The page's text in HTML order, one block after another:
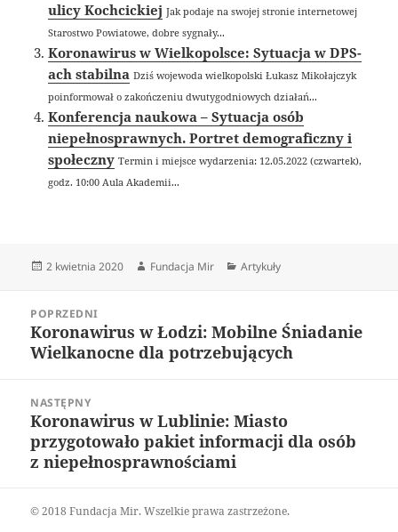
ulicy Kochcickiej Jak podaje na swojej stronie internetowej
Starostwo Powiatowe, dobre sygnały...
Koronawirus w Wielkopolsce: Sytuacja w DPS-
ach stabilna Dziś wojewoda wielkopolski Łukasz Mikołajczyk
poinformował o zakończeniu dwutygodniowych działań...
Konferencja naukowa – Sytuacja osób
niepełnosprawnych. Portret demograficzny i
społeczny Termin i miejsce wydarzenia: 12.05.2022 (czwartek),
godz. 10:00 Aula Akademii...
Data
2 kwietnia 2020 Autor
Fundacja Mir Kategorie
Artykuły
wpisuPOPRZEDNI
Poprzedni
wpis:
Koronawirus w Łodzi: Mobilne Śniadanie
Wielkanocne dla potrzebujących
NASTĘPNY
Następny
wpis:
Koronawirus w Lublinie: Miasto
przygotowało pakiet informacji dla osób
z niepełnosprawnościami
© 2018 Fundacja Mir. Wszelkie prawa zastrzeżone.